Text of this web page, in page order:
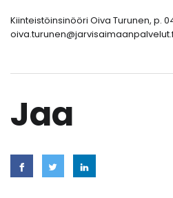
Kiinteistöinsinööri Oiva Turunen, p.
Jaa